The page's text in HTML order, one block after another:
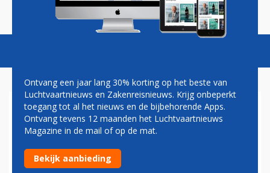
Magazine Podcasts Vacatures
NORWEGIAN
Prijsvechter Norwegian neemt moederbedrijf Sunclass
Airlines over
Ontvang een jaar lang 30% korting op het beste van
Luchtvaartnieuws en Zakenreisnieuws. Krijg onbeperkt
toegang tot al het nieuws en de bijbehorende Apps.
Ontvang tevens 12 maanden het Luchtvaartnieuws
Magazine in de mail of op de mat.
Bekijk aanbieding